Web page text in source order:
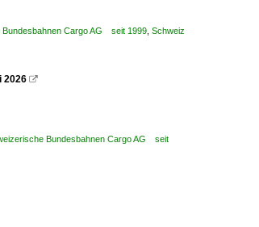
Cargo AG seit 1999 Schweiz
2026 
Bundesbahnen Cargo AG seit